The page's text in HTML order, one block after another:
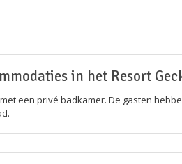
in het Resort
een privé badkamer. De gasten